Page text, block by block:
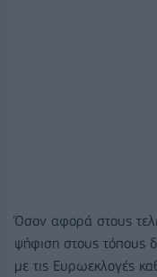
Όσον αφορά στους
ψήφιση στους τόπους
με τις Ευρωεκλογές